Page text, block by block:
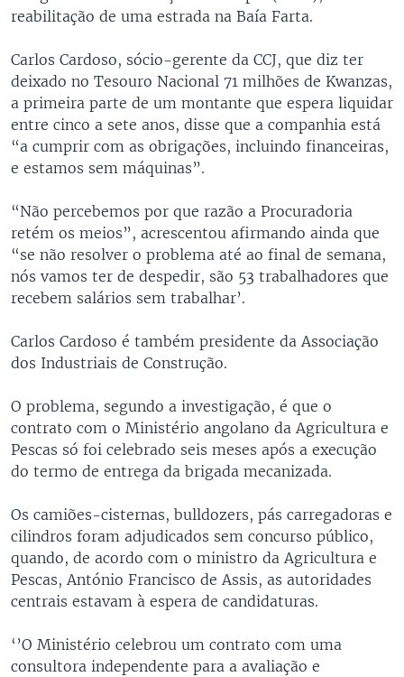
reabilitação de uma estrada na Baía Farta.
Carlos Cardoso, sócio-gerente da CCJ, que diz ter
deixado no Tesouro Nacional 71 milhões de Kwanzas,
a primeira parte de um montante que espera liquidar
entre cinco a sete anos, disse que a companhia está
“a cumprir com as obrigações, incluindo financeiras,
e estamos sem máquinas”.
“Não percebemos por que razão a Procuradoria
retém os meios”, acrescentou afirmando ainda que
“se não resolver o problema até ao final de semana,
nós vamos ter de despedir, são 53 trabalhadores que
recebem salários sem trabalhar’.
Carlos Cardoso é também presidente da Associação
dos Industriais de Construção.
O problema, segundo a investigação, é que o
contrato com o Ministério angolano da Agricultura e
Pescas só foi celebrado seis meses após a execução
do termo de entrega da brigada mecanizada.
Os camiões-cisternas, bulldozers, pás carregadoras e
cilindros foram adjudicados sem concurso público,
quando, de acordo com o ministro da Agricultura e
Pescas, António Francisco de Assis, as autoridades
centrais estavam à espera de candidaturas.
‘’O Ministério celebrou um contrato com uma
consultora independente para a avaliação e